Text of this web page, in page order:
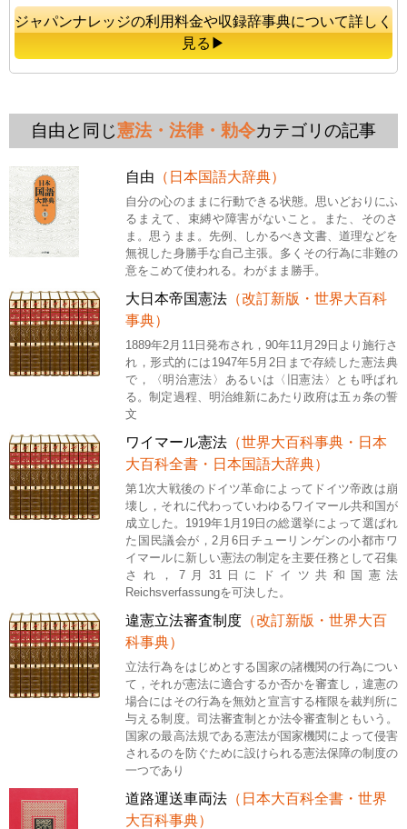
ジャパンナレッジの利用料金や収録辞事典について詳しく
見る▶
自由と同じ憲法・法律・勅令カテゴリの記事
自由 （日本国語大辞典）
自分の心のままに行動できる状態。思いどおりにふ
るまえて、束縛や障害がないこと。また、そのさ
ま。思うまま。先例、しかるべき文書、道理などを
無視した身勝手な自己主張。多くその行為に非難の
意をこめて使われる。わがまま勝手。
大日本帝国憲法 （改訂新版・世界大百科
事典）
1889年2月11日発布され，90年11月29日より施行さ
れ，形式的には1947年5月2日まで存続した憲法典
で，〈明治憲法〉あるいは〈旧憲法〉とも呼ばれ
る。制定過程、明治維新にあたり政府は五ヵ条の誓
文
ワイマール憲法 （世界大百科事典・日本
大百科全書・日本国語大辞典）
第1次大戦後のドイツ革命によってドイツ帝政は崩
壊し，それに代わっていわゆるワイマール共和国が
成立した。1919年1月19日の総選挙によって選ばれ
た国民議会が，2月6日チューリンゲンの小都市ワ
イマールに新しい憲法の制定を主要任務として召集
され，7月31日にドイツ共和国憲法
Reichsverfassungを可決した。
違憲立法審査制度 （改訂新版・世界大百
科事典）
立法行為をはじめとする国家の諸機関の行為につい
て，それが憲法に適合するか否かを審査し，違憲の
場合にはその行為を無効と宣言する権限を裁判所に
与える制度。司法審査制とか法令審査制ともいう。
国家の最高法規である憲法が国家機関によって侵害
されるのを防ぐために設けられる憲法保障の制度の
一つであり
道路運送車両法 （日本大百科全書・世界
大百科事典）